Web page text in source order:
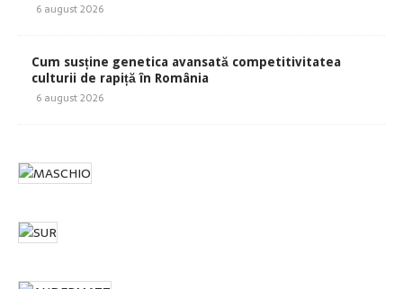
6 august 2026
Cum susține genetica avansată competitivitatea
culturii de rapiță în România
6 august 2026